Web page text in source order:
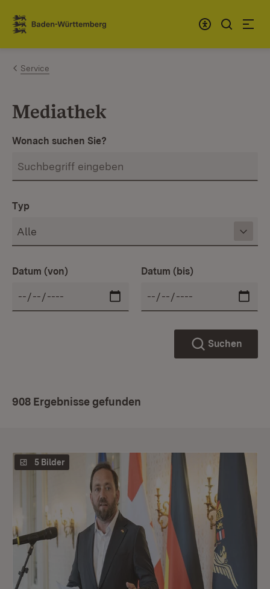
Zum Inhalt springen
Link zur Startseite
Service
Mediathek
Wonach suchen Sie?
Typ
Datum (von) Datum (bis)
Suchen
908 Ergebnisse gefunden
5 Bilder